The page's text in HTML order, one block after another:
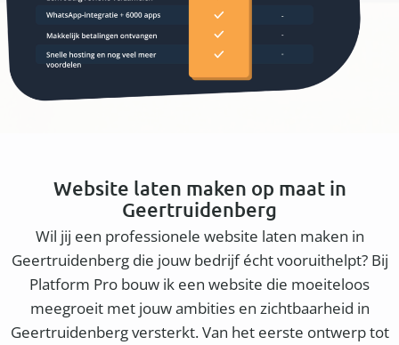
Website laten maken op maat in
Geertruidenberg
Wil jij een professionele website laten maken in
Geertruidenberg die jouw bedrijf écht vooruithelpt? Bij
Platform Pro bouw ik een website die moeiteloos
meegroeit met jouw ambities en zichtbaarheid in
Geertruidenberg versterkt. Van het eerste ontwerp tot